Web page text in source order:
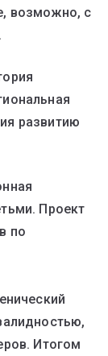
возможно, с
развитию
Проект
по
Итогом